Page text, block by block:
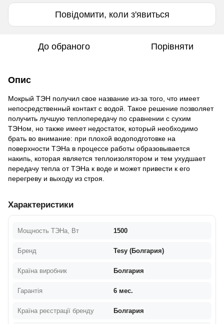
Повідомити, коли з'явиться
До обраного Порівняти
Опис
Мокрый ТЭН получил свое название из-за того, что имеет
непосредственный контакт с водой. Такое решение позволяет
получить лучшую теплопередачу по сравнении с сухим
ТЭНом, но также имеет недостаток, который необходимо
брать во внимание: при плохой водоподготовке на
поверхности ТЭНа в процессе работы образовывается
накипь, которая является теплоизолятором и тем ухудшает
передачу тепла от ТЭНа к воде и может привести к его
перегреву и выходу из строя.
Характеристики
Мощность ТЭНа, Вт 1500
Бренд Tesy (Болгария)
Країна виробник Болгария
Гарантія 6 мес.
Країна реєстрації бренду Болгария